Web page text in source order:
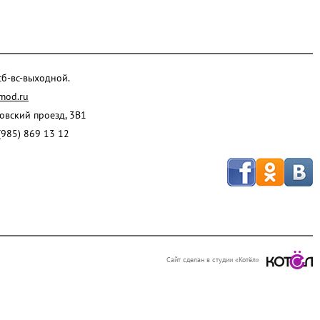
вс-выходной.
проезд, 3В1
869 13 12
Сайт сделан в студии «Котёл»